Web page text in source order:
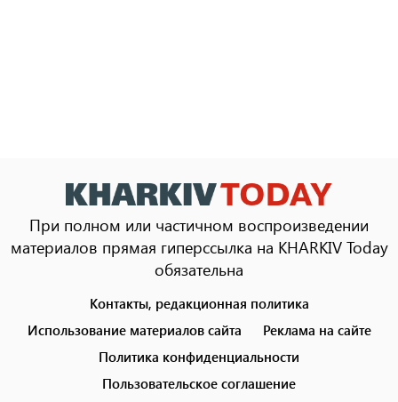
При полном или частичном воспроизведении
материалов прямая гиперссылка на KHARKIV Today
обязательна
menu
Контакты, редакционная политика
Использование материалов сайта
Реклама на сайте
Политика конфиденциальности
Пользовательское соглашение